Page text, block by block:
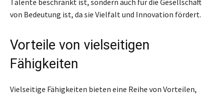
Talente beschränkt ist, sondern auch für die Gesellschaft
von Bedeutung ist, da sie Vielfalt und Innovation fördert.
Vorteile von vielseitigen
Fähigkeiten
Vielseitige Fähigkeiten bieten eine Reihe von Vorteilen,